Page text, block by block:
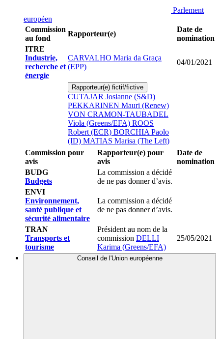
Parlement
européen
Commission
au fond
Rapporteur(e)
Date de
nomination
ITRE
Industrie,
recherche et
énergie
CARVALHO Maria da Graça
(EPP)
04/01/2021
Rapporteur(e) fictif/fictive
CUTAJAR Josianne (S&D)
PEKKARINEN Mauri (Renew)
VON CRAMON-TAUBADEL
Viola (Greens/EFA) ROOS
Robert (ECR) BORCHIA Paolo
(ID) MATIAS Marisa (The Left)
Commission pour
avis
Rapporteur(e) pour
avis
Date de
nomination
BUDG
Budgets
La commission a décidé
de ne pas donner d’avis.
ENVI
Environnement,
santé publique et
sécurité alimentaire
La commission a décidé
de ne pas donner d’avis.
TRAN
Transports et
tourisme
Président au nom de la
commission DELLI
Karima (Greens/EFA)
25/05/2021
Conseil de l'Union européenne